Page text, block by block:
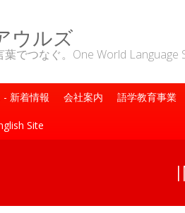
ウルズ
でつなぐ。One World Language
- 新着情報 会社案内 語学教育事業
Site